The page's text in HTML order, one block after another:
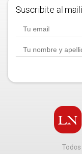
Suscribite al